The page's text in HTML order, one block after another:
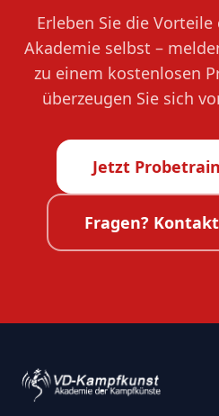
Erleben Sie die
Akademie selbst –
zu einem kostenlosen
überzeugen Sie sich
Jetzt
Fragen?